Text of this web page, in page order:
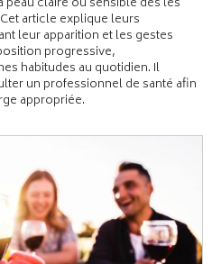
article explique leurs
leur apparition et les gestes
progressive,
habitudes au quotidien. Il
un professionnel de santé afin
appropriée.